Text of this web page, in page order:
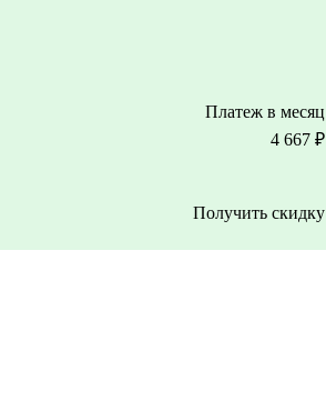
Платеж в месяц
4 667 ₽
Получить скидку